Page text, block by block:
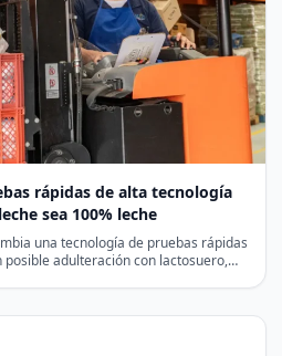
rápidas de alta tecnología
sea 100% leche
una tecnología de pruebas rápidas
adulteración con lactosuero,